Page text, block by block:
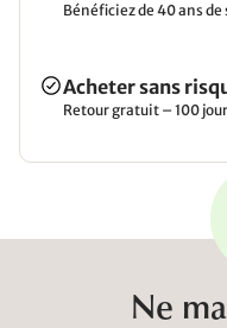
Bénéficiez de 40 ans
Acheter sans
Retour gratuit – 100
Ne